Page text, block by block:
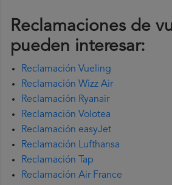
Reclamaciones de
pueden interesar:
Reclamación Vueling
Reclamación Wizz Air
Reclamación Ryanair
Reclamación Volotea
Reclamación easyJet
Reclamación Lufthansa
Reclamación Tap
Reclamación Air France